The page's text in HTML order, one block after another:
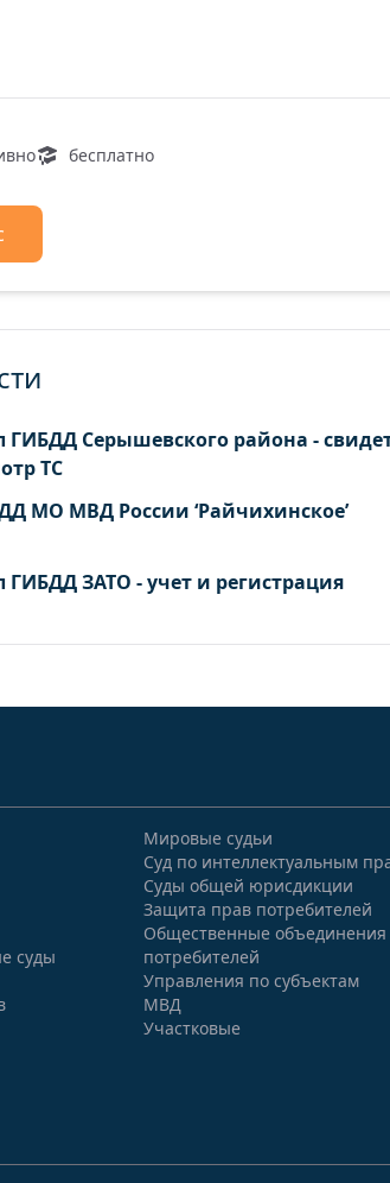
бесплатно
ГИБДД Серышевского района -
ТС
МО МВД России ‘Райчихинское’
ГИБДД ЗАТО - учет и регистрация
суды
Мировые судьи
Суд по интеллектуальным
Суды общей юрисдикции
Защита прав потребителей
Общественные объединения
потребителей
Управления по субъектам
МВД
Участковые